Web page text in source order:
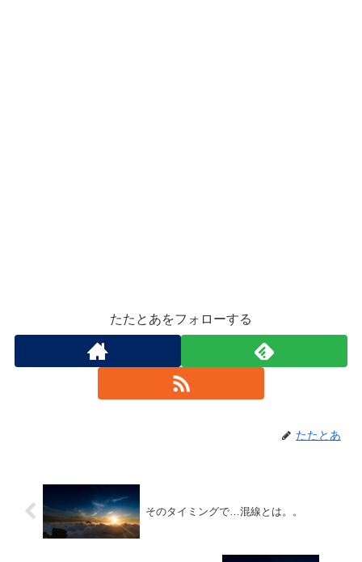
たたとあをフォローする
たたとあ
そのタイミングで…混線とは。。